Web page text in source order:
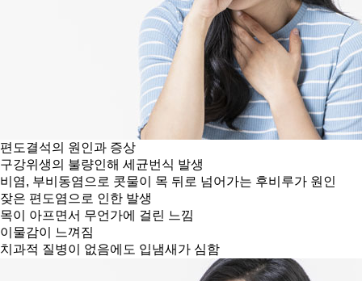
편도결석의 원인과 증상
구강위생의 불량인해 세균번식 발생
비염, 부비동염으로 콧물이 목 뒤로 넘어가는 후비루가 원인
잦은 편도염으로 인한 발생
목이 아프면서 무언가에 걸린 느낌
이물감이 느껴짐
치과적 질병이 없음에도 입냄새가 심함